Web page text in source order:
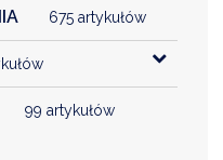
675 artykułów
99 artykułów